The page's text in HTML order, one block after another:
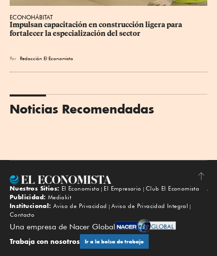
ECONOHÁBITAT
Impulsan capacitación en construcción ligera para
fortalecer la especialización del sector
Por Redacción El Economista
Noticias Recomendadas
Subir
Nuestros Sitios: El Economista El Empresario
Club El Economista
Publicidad: Mediakit
Institucional: Aviso de Privacidad
Aviso de Privacidad Integral
Contacto
Una empresa de Nacer Global
Trabaja con nosotros Ir a la bolsa de trabajo